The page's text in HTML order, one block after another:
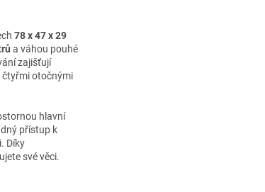
78 x 47 x 29
a váhou pouhé
zajišťují
čtyřmi otočnými
hlavní
přístup k
Díky
své věci.